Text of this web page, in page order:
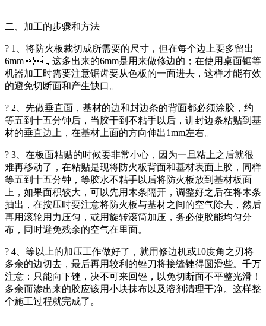
二、加工的步骤和方法
? 1、将防火板裁切成所需要的尺寸，但在每个边上要多留出
6mm，这多出来的6mm是用来做修边的；在使用桌面锯等
机器加工时需要注意锯齿要从色板的一面进去，这样才能有效
的避免切断面和产生缺口。
? 2、先做垂直面，基材的边和封边条的背面都必须涂胶，约
等五到十五分钟后，当胶干到不粘手以后，讲封边条粘贴到基
材的垂直边上，在基材上面的方向伸出1mm左右。
? 3、在板面粘贴的时候要非常小心，因为一旦粘上之后就很
难再移动了，在粘贴是现将防火板背面和基材表面上胶，同样
等五到十五分钟，等胶水不粘手以后将防火板放到基材板面
上，如果面积较大，可以先用木条隔开，调整好之后在将木条
抽出，在按压时要注意将防火板与基材之间的空气除去，然后
再用滚轮用力压匀，或用旋转滚筒加压，务必使胶能均匀分
布，同时避免残余的空气在里面。
? 4、等以上的加压工作做好了，就用修边机或10度角之刃将
多余的边切去，最后再用较利的锉刀将接缝锉得圆滑些。千万
注意：只能向下锉，决不可来回锉，以免切断面不平整光滑！
多余而渗出来的胶应该用小块抹布以及溶剂清理干净。这样整
个施工过程就完成了。